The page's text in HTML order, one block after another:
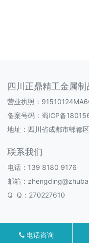
四川正鼎精工金属制
营业执照：
备案号码： 蜀ICP备
地址：四川省成都市郫都
联系我们
电话：139 8180 9176
邮箱：
Q Q：270227610
电话咨询